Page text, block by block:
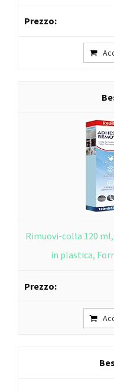
Rimuovi-colla 120
in plastica,